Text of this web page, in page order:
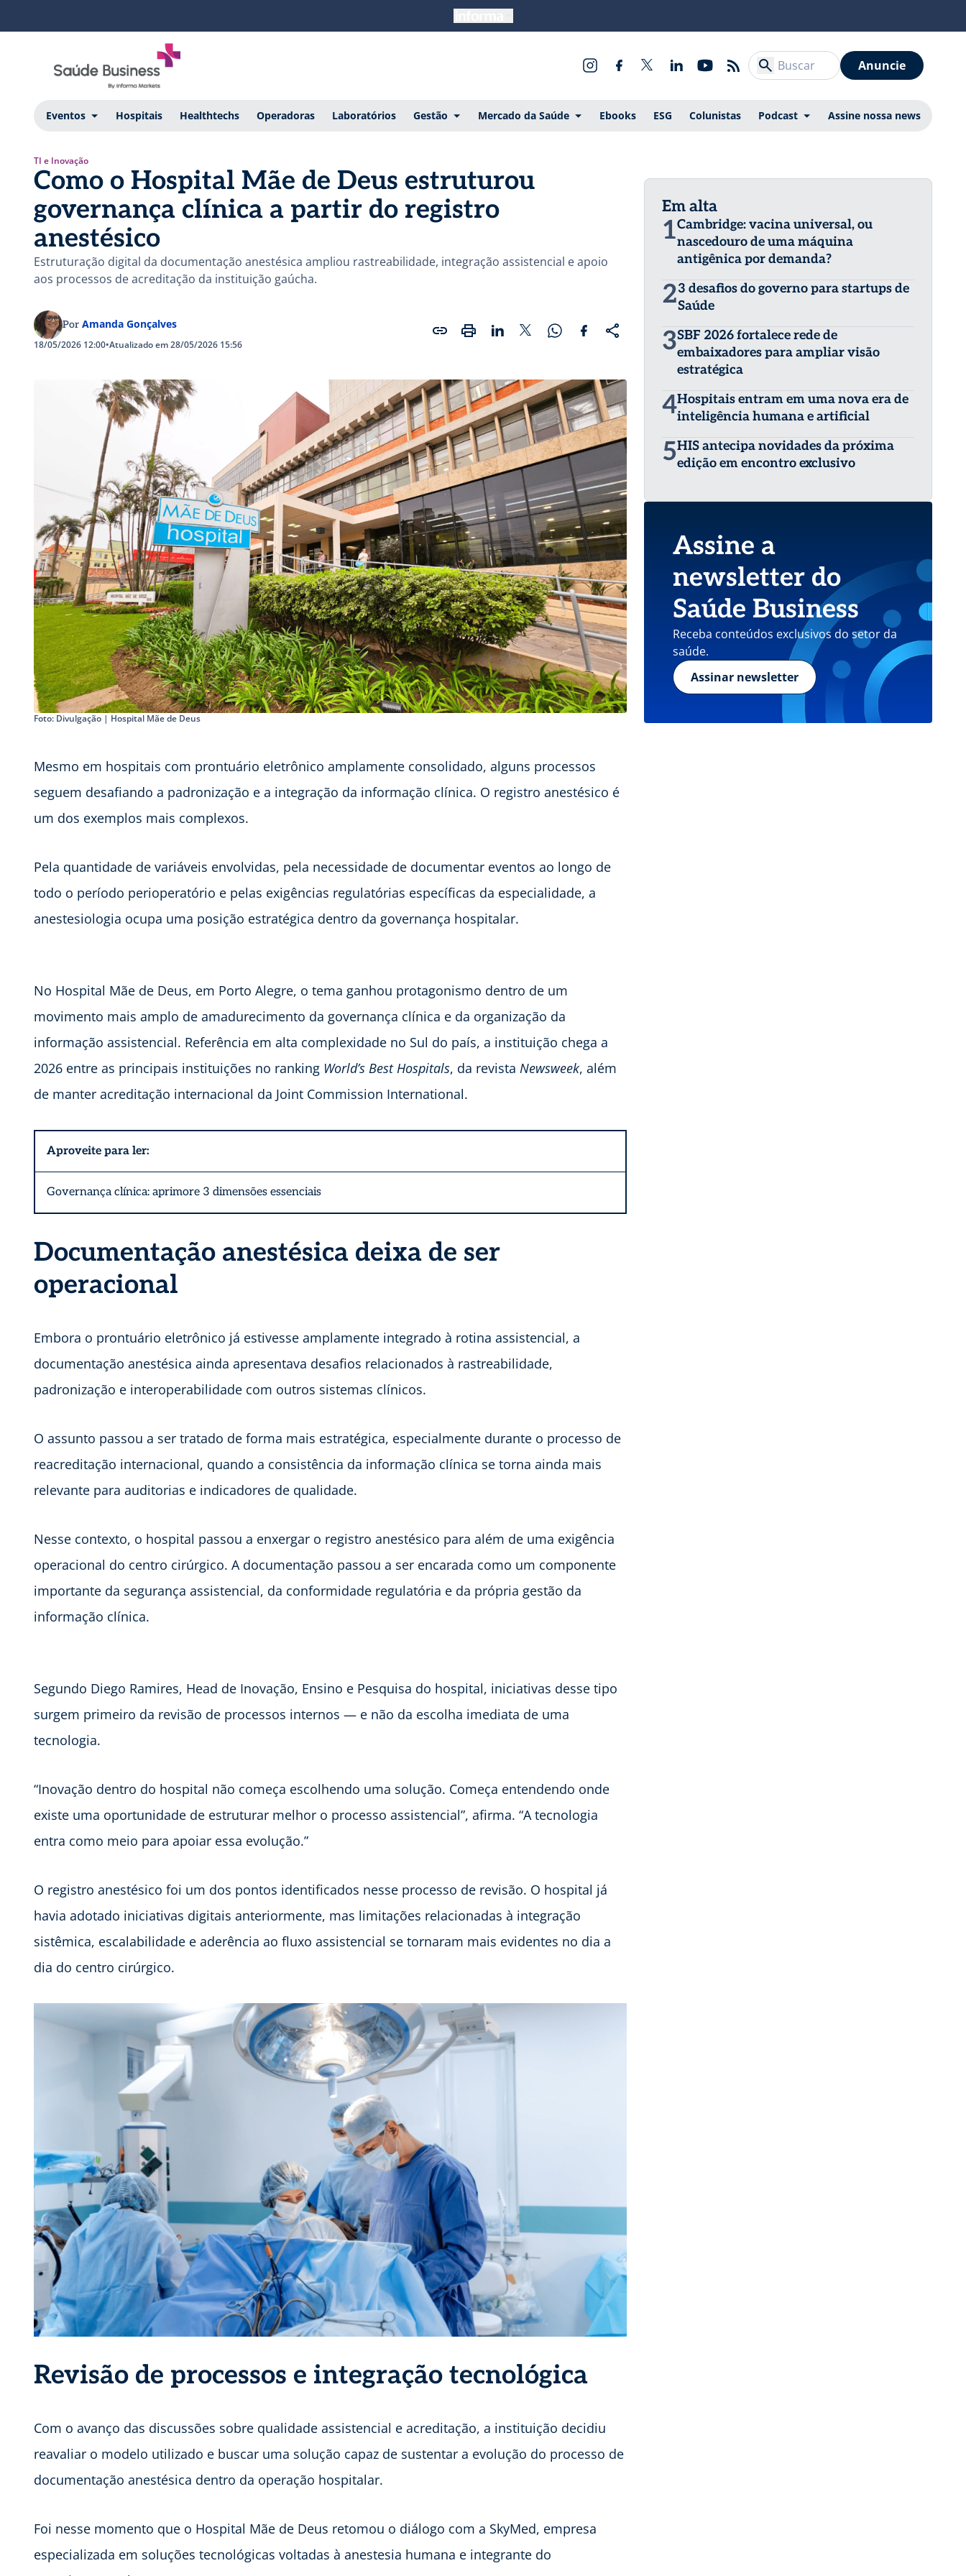
Anuncie
Eventos Hospitais Healthtechs Operadoras Laboratórios Gestão Mercado da Saúde Ebooks ESG Colunistas Podcast Assine nossa news
TI e Inovação
Como o Hospital Mãe de Deus estruturou
governança clínica a partir do registro
anestésico
Estruturação digital da documentação anestésica ampliou rastreabilidade, integração assistencial e apoio
aos processos de acreditação da instituição gaúcha.
Por Amanda Gonçalves
18/05/2026 12:00•Atualizado em 28/05/2026 15:56
Foto: Divulgação | Hospital Mãe de Deus
Mesmo em hospitais com prontuário eletrônico amplamente consolidado, alguns processos
seguem desafiando a padronização e a integração da informação clínica. O registro anestésico é
um dos exemplos mais complexos.
Pela quantidade de variáveis envolvidas, pela necessidade de documentar eventos ao longo de
todo o período perioperatório e pelas exigências regulatórias específicas da especialidade, a
anestesiologia ocupa uma posição estratégica dentro da governança hospitalar.
No Hospital Mãe de Deus, em Porto Alegre, o tema ganhou protagonismo dentro de um
movimento mais amplo de amadurecimento da governança clínica e da organização da
informação assistencial. Referência em alta complexidade no Sul do país, a instituição chega a
2026 entre as principais instituições no ranking World’s Best Hospitals, da revista Newsweek, além
de manter acreditação internacional da Joint Commission International.
Aproveite para ler:
Governança clínica: aprimore 3 dimensões essenciais
Documentação anestésica deixa de ser
operacional
Embora o prontuário eletrônico já estivesse amplamente integrado à rotina assistencial, a
documentação anestésica ainda apresentava desafios relacionados à rastreabilidade,
padronização e interoperabilidade com outros sistemas clínicos.
O assunto passou a ser tratado de forma mais estratégica, especialmente durante o processo de
reacreditação internacional, quando a consistência da informação clínica se torna ainda mais
relevante para auditorias e indicadores de qualidade.
Nesse contexto, o hospital passou a enxergar o registro anestésico para além de uma exigência
operacional do centro cirúrgico. A documentação passou a ser encarada como um componente
importante da segurança assistencial, da conformidade regulatória e da própria gestão da
informação clínica.
Segundo Diego Ramires, Head de Inovação, Ensino e Pesquisa do hospital, iniciativas desse tipo
surgem primeiro da revisão de processos internos — e não da escolha imediata de uma
tecnologia.
“Inovação dentro do hospital não começa escolhendo uma solução. Começa entendendo onde
existe uma oportunidade de estruturar melhor o processo assistencial”, afirma. “A tecnologia
entra como meio para apoiar essa evolução.”
O registro anestésico foi um dos pontos identificados nesse processo de revisão. O hospital já
havia adotado iniciativas digitais anteriormente, mas limitações relacionadas à integração
sistêmica, escalabilidade e aderência ao fluxo assistencial se tornaram mais evidentes no dia a
dia do centro cirúrgico.
Revisão de processos e integração tecnológica
Com o avanço das discussões sobre qualidade assistencial e acreditação, a instituição decidiu
reavaliar o modelo utilizado e buscar uma solução capaz de sustentar a evolução do processo de
documentação anestésica dentro da operação hospitalar.
Foi nesse momento que o Hospital Mãe de Deus retomou o diálogo com a SkyMed, empresa
especializada em soluções tecnológicas voltadas à anestesia humana e integrante do
Em alta
1Cambridge: vacina universal, ou
nascedouro de uma máquina
antigênica por demanda?
23 desafios do governo para startups de
Saúde
3SBF 2026 fortalece rede de
embaixadores para ampliar visão
estratégica
4Hospitais entram em uma nova era de
inteligência humana e artificial
5HIS antecipa novidades da próxima
edição em encontro exclusivo
Assine a
newsletter do
Saúde Business
Receba conteúdos exclusivos do setor da
saúde.
Assinar newsletter